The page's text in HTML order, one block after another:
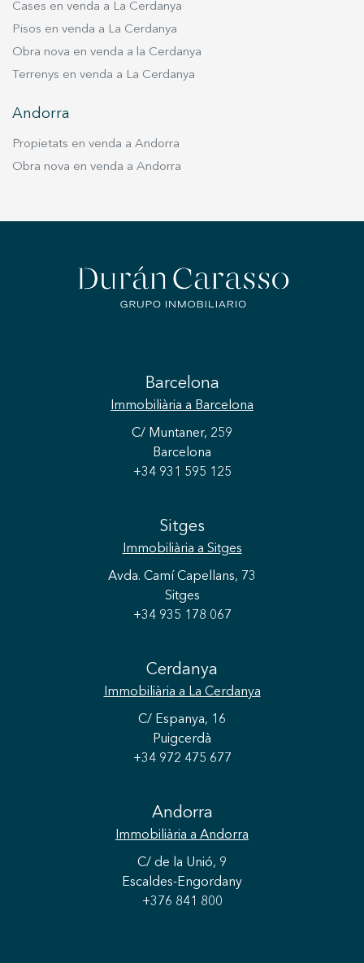
Cases en venda a La Cerdanya
Pisos en venda a La Cerdanya
Obra nova en venda a la Cerdanya
Terrenys en venda a La Cerdanya
Andorra
Propietats en venda a Andorra
Obra nova en venda a Andorra
Barcelona
Immobiliària a Barcelona
C/ Muntaner, 259
Barcelona
+34 931 595 125
Sitges
Immobiliària a Sitges
Avda. Camí Capellans, 73
Sitges
+34 935 178 067
Cerdanya
Immobiliària a La Cerdanya
C/ Espanya, 16
Puigcerdà
+34 972 475 677
Andorra
Immobiliària a Andorra
C/ de la Unió, 9
Escaldes-Engordany
+376 841 800